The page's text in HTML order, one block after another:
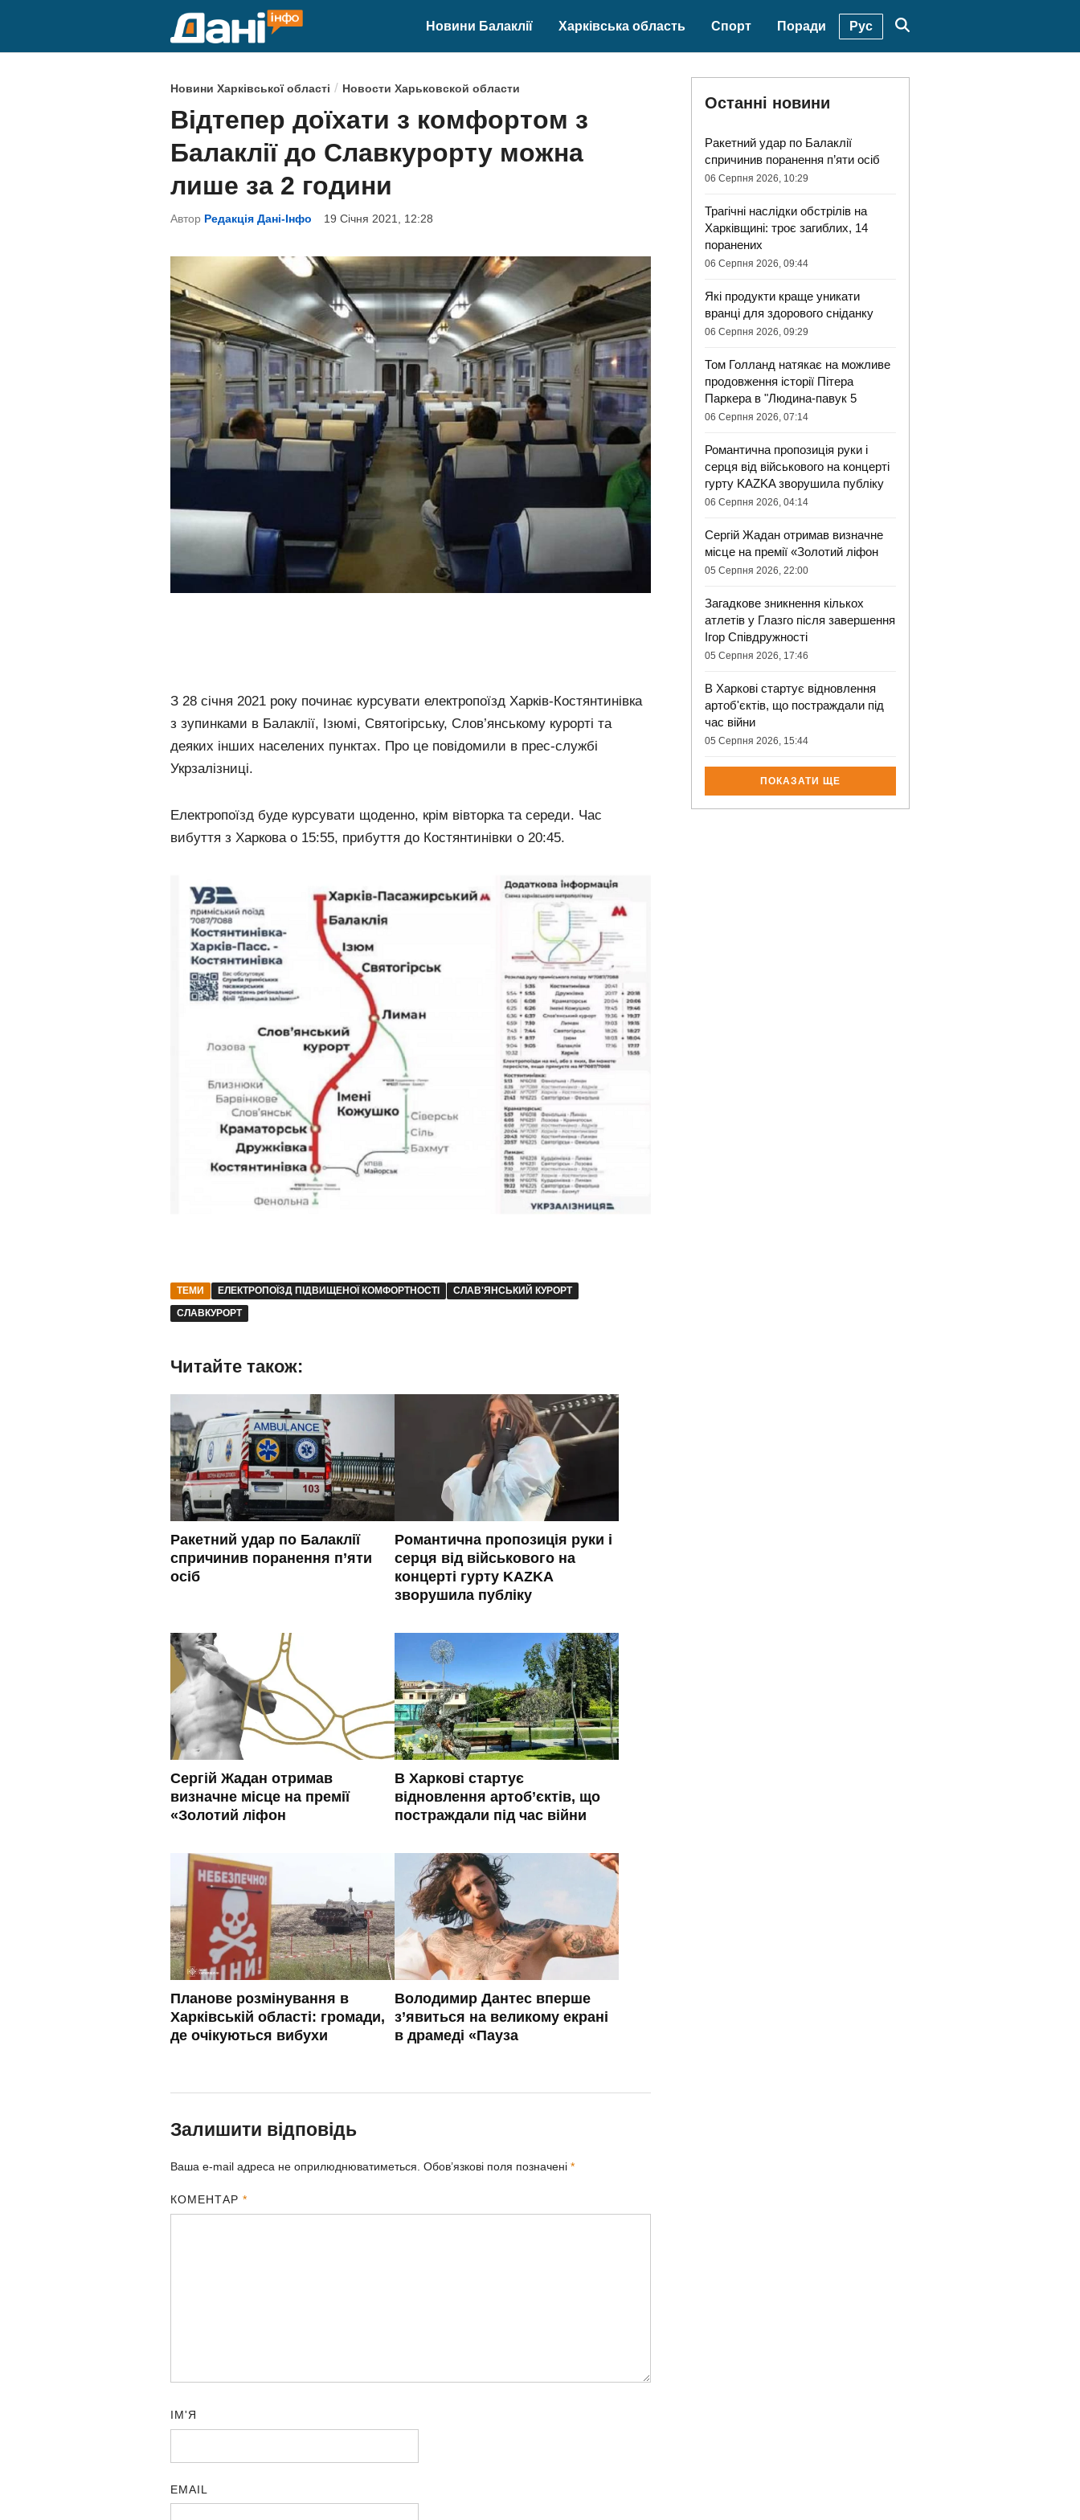
Новини Балаклії Харківська область Спорт Поради Рус
P
o
s
e
d
i
Новини Харківської області / Новости Харьковской области
Відтепер доїхати з комфортом з
Балаклії до Славкурорту можна
лише за 2 години
Автор Редакція Дані-Інфо 19 Січня 2021, 12:28
З 28 січня 2021 року починає курсувати електропоїзд Харків-Костянтинівка
з зупинками в Балаклії, Ізюмі, Святогірську, Слов’янському курорті та
деяких інших населених пунктах. Про це повідомили в прес-службі
Укрзалізниці.
Електропоїзд буде курсувати щоденно, крім вівторка та середи. Час
вибуття з Харкова о 15:55, прибуття до Костянтинівки о 20:45.
ТЕМИ ЕЛЕКТРОПОЇЗД ПІДВИЩЕНОЇ КОМФОРТНОСТІ
СЛАВ'ЯНСЬКИЙ КУРОРТ
СЛАВКУРОРТ
Читайте також:
Ракетний удар по Балаклії
спричинив поранення п’яти
осіб
Романтична пропозиція руки і
серця від військового на
концерті гурту KAZKA
зворушила публіку
Сергій Жадан отримав
визначне місце на премії
«Золотий ліфон
В Харкові стартує
відновлення артоб’єктів, що
постраждали під час війни
Планове розмінування в
Харківській області: громади,
де очікуються вибухи
Володимир Дантес вперше
з’явиться на великому екрані
в драмеді «Пауза
Залишити відповідь
Ваша e-mail адреса не оприлюднюватиметься. Обов’язкові поля позначені *
КОМЕНТАР*
ІМ'Я
EMAIL
Останні новини
Ракетний удар по Балаклії
спричинив поранення п’яти осіб
06 Серпня 2026, 10:29
Трагічні наслідки обстрілів на
Харківщині: троє загиблих, 14
поранених
06 Серпня 2026, 09:44
Які продукти краще уникати
вранці для здорового сніданку
06 Серпня 2026, 09:29
Том Голланд натякає на можливе
продовження історії Пітера
Паркера в "Людина-павук 5
06 Серпня 2026, 07:14
Романтична пропозиція руки і
серця від військового на концерті
гурту KAZKA зворушила публіку
06 Серпня 2026, 04:14
Сергій Жадан отримав визначне
місце на премії «Золотий ліфон
05 Серпня 2026, 22:00
Загадкове зникнення кількох
атлетів у Глазго після завершення
Ігор Співдружності
05 Серпня 2026, 17:46
В Харкові стартує відновлення
артоб'єктів, що постраждали під
час війни
05 Серпня 2026, 15:44
ПОКАЗАТИ ЩЕ